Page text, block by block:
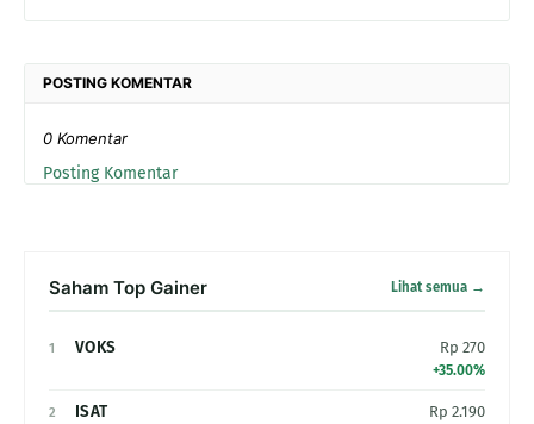
POSTING KOMENTAR
0 Komentar
Posting Komentar
Saham Top Gainer Lihat semua →
1 VOKS Rp 270
+35.00%
2 ISAT Rp 2.190